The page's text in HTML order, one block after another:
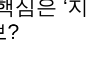
심은 ‘지
?